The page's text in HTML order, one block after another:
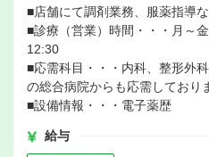
■店舗にて調剤業務、服薬指導
■診療（営業）時間・・・月～
12:30
■応需科目・・・内科、整形外
の総合病院からも応需しており
■設備情報・・・電子薬歴
給与